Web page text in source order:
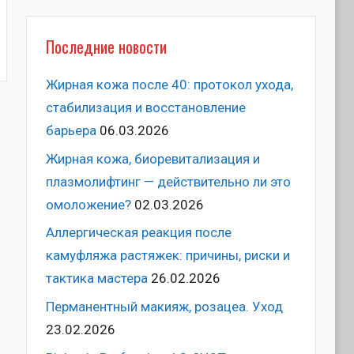
Последние новости
Жирная кожа после 40: протокол ухода,
стабилизация и восстановление
барьера 06.03.2026
Жирная кожа, биоревитализация и
плазмолифтинг — действительно ли это
омоложение? 02.03.2026
Аллергическая реакция после
камуфляжа растяжек: причины, риски и
тактика мастера 26.02.2026
Перманентный макияж, розацеа. Уход
23.02.2026